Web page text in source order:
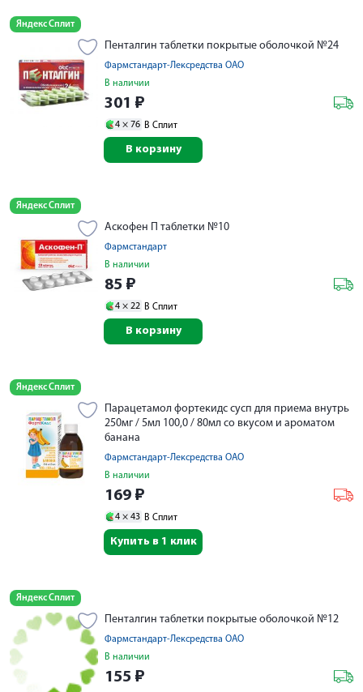
Яндекс Сплит
Пенталгин таблетки покрытые оболочкой №24
Фармстандарт-Лексредства ОАО
В наличии
301 ₽
4 × 76 В Сплит
В корзину
Яндекс Сплит
Аскофен П таблетки №10
Фармстандарт
В наличии
85 ₽
4 × 22 В Сплит
В корзину
Яндекс Сплит
Парацетамол фортекидс сусп для приема внутрь
250мг / 5мл 100,0 / 80мл со вкусом и ароматом
банана
Фармстандарт-Лексредства ОАО
В наличии
169 ₽
4 × 43 В Сплит
Купить в 1 клик
Яндекс Сплит
Пенталгин таблетки покрытые оболочкой №12
Фармстандарт-Лексредства ОАО
В наличии
155 ₽